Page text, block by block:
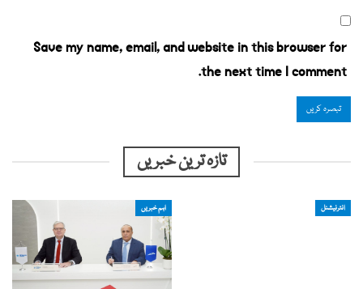
Save my name, email, and website in this browser for
the next time I comment.
تازہ ترین خبریں
انٹرنیشنل اہم خبریں